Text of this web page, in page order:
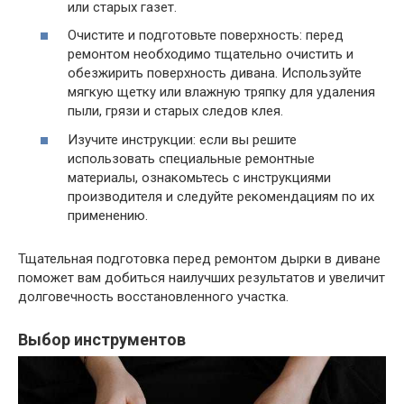
или старых газет.
Очистите и подготовьте поверхность: перед
ремонтом необходимо тщательно очистить и
обезжирить поверхность дивана. Используйте
мягкую щетку или влажную тряпку для удаления
пыли, грязи и старых следов клея.
Изучите инструкции: если вы решите
использовать специальные ремонтные
материалы, ознакомьтесь с инструкциями
производителя и следуйте рекомендациям по их
применению.
Тщательная подготовка перед ремонтом дырки в диване
поможет вам добиться наилучших результатов и увеличит
долговечность восстановленного участка.
Выбор инструментов